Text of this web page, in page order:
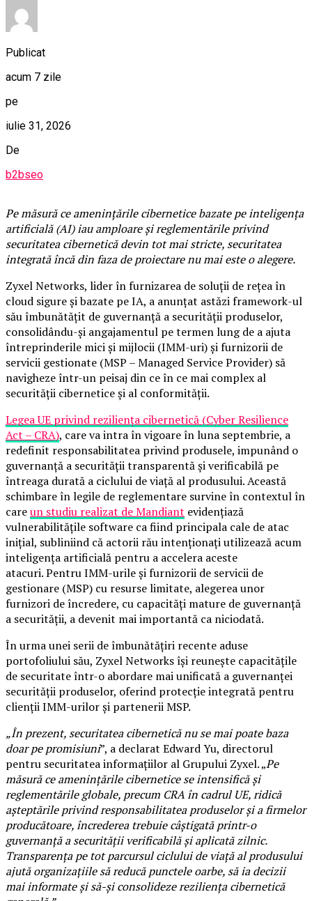
Publicat
acum 7 zile
pe
iulie 31, 2026
De
b2bseo
Pe măsură ce amenințările cibernetice bazate pe inteligența
artificială (AI) iau amploare și reglementările privind
securitatea cibernetică devin tot mai stricte, securitatea
integrată încă din faza de proiectare nu mai este o alegere.
Zyxel Networks, lider în furnizarea de soluții de rețea în
cloud sigure și bazate pe IA, a anunțat astăzi framework-ul
său îmbunătățit de guvernanță a securității produselor,
consolidându-și angajamentul pe termen lung de a ajuta
întreprinderile mici și mijlocii (IMM-uri) și furnizorii de
servicii gestionate (MSP – Managed Service Provider) să
navigheze într-un peisaj din ce în ce mai complex al
securității cibernetice și al conformității.
Legea UE privind reziliența cibernetică (Cyber Resilience
Act – CRA), care va intra în vigoare în luna septembrie, a
redefinit responsabilitatea privind produsele, impunând o
guvernanță a securității transparentă și verificabilă pe
întreaga durată a ciclului de viață al produsului. Această
schimbare în legile de reglementare survine în contextul în
careun studiu realizat de Mandiant evidențiază
vulnerabilitățile software ca fiind principala cale de atac
inițial, subliniind că actorii rău intenționați utilizează acum
inteligența artificială pentru a accelera aceste
atacuri. Pentru IMM-urile și furnizorii de servicii de
gestionare (MSP) cu resurse limitate, alegerea unor
furnizori de încredere, cu capacități mature de guvernanță
a securității, a devenit mai importantă ca niciodată.
În urma unei serii de îmbunătățiri recente aduse
portofoliului său, Zyxel Networks își reunește capacitățile
de securitate într-o abordare mai unificată a guvernanței
securității produselor, oferind protecție integrată pentru
clienții IMM-urilor și partenerii MSP.
„În prezent, securitatea cibernetică nu se mai poate baza
doar pe promisiuni”, a declarat Edward Yu, directorul
pentru securitatea informațiilor al Grupului Zyxel. „Pe
măsură ce amenințările cibernetice se intensifică și
reglementările globale, precum CRA în cadrul UE, ridică
așteptările privind responsabilitatea produselor și a firmelor
producătoare, încrederea trebuie câștigată printr-o
guvernanță a securității verificabilă și aplicată zilnic.
Transparența pe tot parcursul ciclului de viață al produsului
ajută organizațiile să reducă punctele oarbe, să ia decizii
mai informate și să-și consolideze reziliența cibernetică